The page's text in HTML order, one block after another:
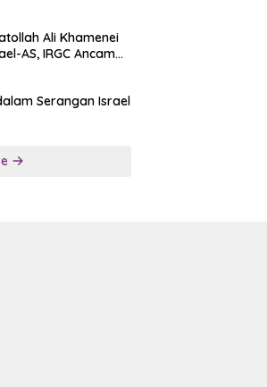
Ali Khamenei
AS, IRGC Ancam
Serangan Israel